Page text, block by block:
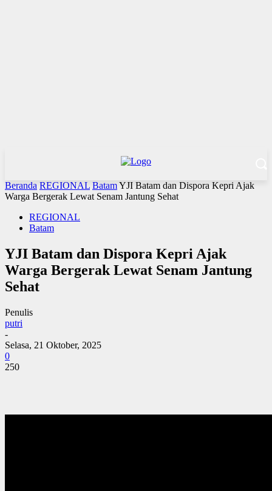
Beranda REGIONAL BatamYJI Batam dan Dispora Kepri Ajak
Warga Bergerak Lewat Senam Jantung Sehat
REGIONAL
Batam
YJI Batam dan Dispora Kepri Ajak
Warga Bergerak Lewat Senam Jantung
Sehat
Penulis
putri
-
Selasa, 21 Oktober, 2025
0
250